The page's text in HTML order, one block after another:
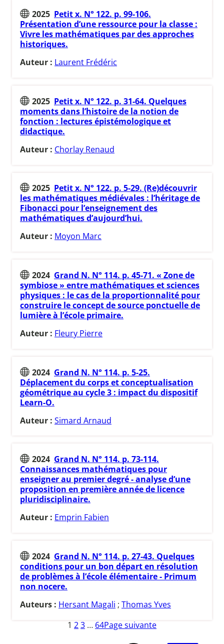
2025 Petit x. N° 122. p. 99-106.
Présentation d’une ressource pour la classe :
Vivre les mathématiques par des approches
historiques.
Auteur : Laurent Frédéric
2025 Petit x. N° 122. p. 31-64. Quelques
moments dans l’histoire de la notion de
fonction : lectures épistémologique et
didactique.
Auteur : Chorlay Renaud
2025 Petit x. N° 122. p. 5-29. (Re)découvrir
les mathématiques médiévales : l’héritage de
Fibonacci pour l’enseignement des
mathématiques d’aujourd’hui.
Auteur : Moyon Marc
2024 Grand N. N° 114. p. 45-71. « Zone de
symbiose » entre mathématiques et sciences
physiques : le cas de la proportionnalité pour
construire le concept de source ponctuelle de
lumière à l’école primaire.
Auteur : Fleury Pierre
2024 Grand N. N° 114. p. 5-25.
Déplacement du corps et conceptualisation
géométrique au cycle 3 : impact du dispositif
Learn-O.
Auteur : Simard Arnaud
2024 Grand N. N° 114. p. 73-114.
Connaissances mathématiques pour
enseigner au premier degré - analyse d’une
proposition en première année de licence
pluridisciplinaire.
Auteur : Emprin Fabien
2024 Grand N. N° 114. p. 27-43. Quelques
conditions pour un bon départ en résolution
de problèmes à l’école élémentaire - Primum
non nocere.
Auteurs : Hersant Magali ; Thomas Yves
1 23 … 64Page suivante